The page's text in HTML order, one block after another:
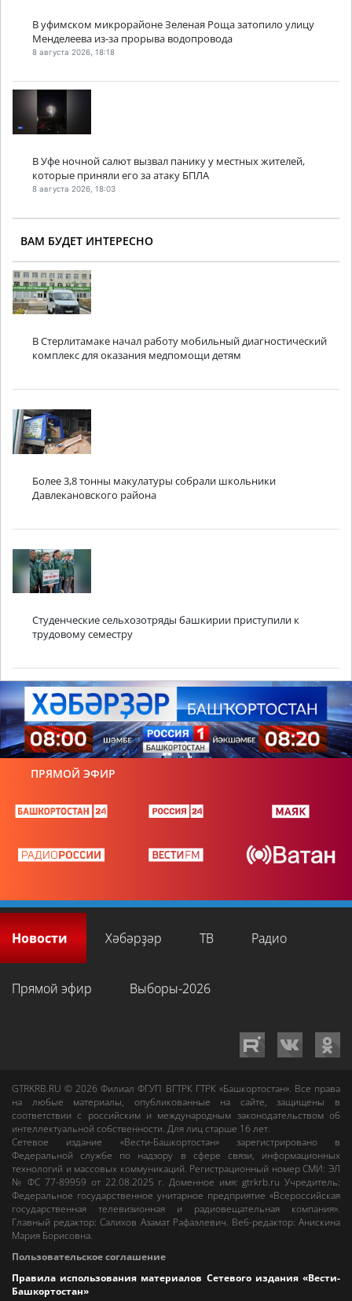
В уфимском микрорайоне Зеленая Роща затопило улицу
Менделеева из-за прорыва водопровода
8 августа 2026, 18:18
В Уфе ночной салют вызвал панику у местных жителей,
которые приняли его за атаку БПЛА
8 августа 2026, 18:03
ВАМ БУДЕТ ИНТЕРЕСНО
В Стерлитамаке начал работу мобильный диагностический
комплекс для оказания медпомощи детям
Более 3,8 тонны макулатуры собрали школьники
Давлекановского района
Студенческие сельхозотряды башкирии приступили к
трудовому семестру
ПРЯМОЙ ЭФИР
Новости Хәбәрҙәр ТВ Радио
Прямой эфир Выборы-2026
GTRKRB.RU © 2026Филиал ФГУП ВГТРК ГТРК «Башкортостан». Все права
на любые материалы, опубликованные на сайте, защищены в
соответствии с российским и международным законодательством об
интеллектуальной собственности. Для лиц старше 16 лет.
Сетевое издание «Вести-Башкортостан»зарегистрировано в
Федеральной службе по надзору в сфере связи, информационных
технологий и массовых коммуникаций. Регистрационный номер СМИ: ЭЛ
№ ФС 77-89959 от 22.08.2025 г. Доменное имя:gtrkrb.ru Учредитель:
Федеральное государственное унитарное предприятие «Всероссийская
государственная телевизионная и радиовещательная компания».
Главный редактор:Салихов Азамат Рафаэлевич. Веб-редактор:Анискина
Мария Борисовна.
Пользовательское соглашение
Правила использования материалов Сетевого издания «Вести-
Башкортостан»